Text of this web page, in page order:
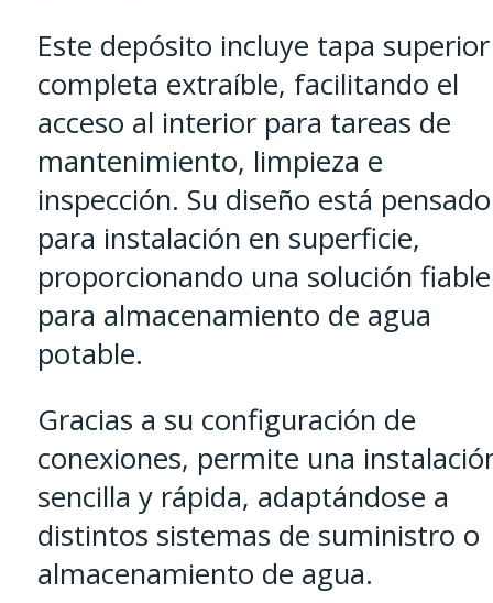
Este depósito incluye tapa superior
completa extraíble, facilitando el
acceso al interior para tareas de
mantenimiento, limpieza e
inspección. Su diseño está pensado
para instalación en superficie,
proporcionando una solución fiable
para almacenamiento de agua
potable.
Gracias a su configuración de
conexiones, permite una
sencilla y rápida, adaptándose a
distintos sistemas de suministro o
almacenamiento de agua.